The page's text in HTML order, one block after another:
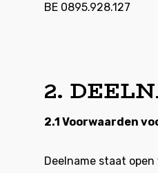
BE 0895.928.127
2.
2.1 Voorwaarden
Deelname staat